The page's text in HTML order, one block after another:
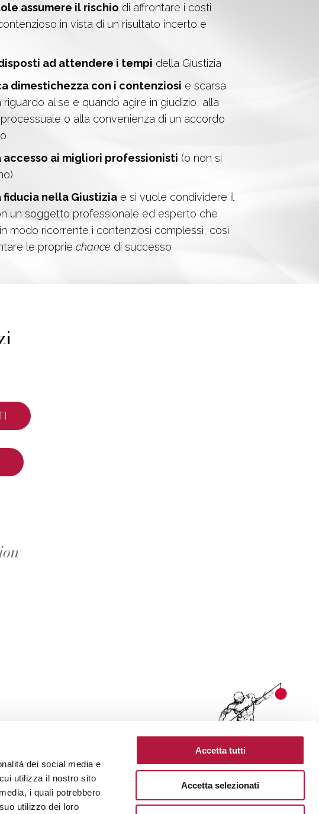
dei social media e
utilizza il nostro sito
i quali potrebbero
utilizzo dei loro
Accetta tutti
Accetta selezionati
assumere il rischio di affrontare i costi
in vista di un risultato incerto e
ad attendere i tempi della Giustizia
dimestichezza con i contenziosi e scarsa
riguardo al se e quando agire in giudizio, alla
o alla convenienza di un accordo
accesso ai migliori professionisti (o non si
fiducia nella Giustizia e si vuole condividere il
un soggetto professionale ed esperto che
modo ricorrente i contenziosi complessi, così
le proprie chance di successo